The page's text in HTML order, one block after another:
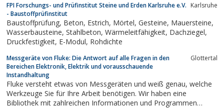
FPI Forschungs- und Prüfinstitut Steine und Erden Karlsruhe e.V.
- Baustoffprüfinstitut
Karlsruhe
Baustoffprüfung, Beton, Estrich, Mörtel, Gesteine, Mauersteine,
Wasserbausteine, Stahlbeton, Wärmeleitfähigkeit, Dachziegel,
Druckfestigkeit, E-Modul, Rohdichte
Messgeräte von Fluke: Die Antwort auf alle Fragen in den
Bereichen Elektronik, Elektrik und vorausschauende
Instandhaltung
Glottertal
Fluke versteht etwas von Messgeräten und weiß genau, welche
Werkzeuge Sie für Ihre Arbeit benötigen. Wir haben eine
Bibliothek mit zahlreichen Informationen und Programmen